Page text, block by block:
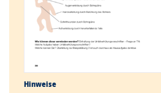
Hinweise